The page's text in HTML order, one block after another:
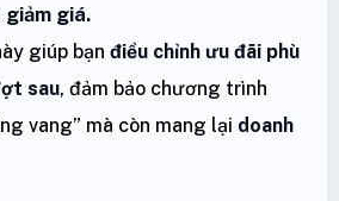
giá.
giúp bạn điều chỉnh ưu đãi phù
sau, đảm bảo chương trình
vang” mà còn mang lại doanh